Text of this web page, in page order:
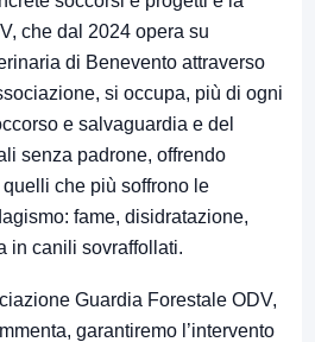
che dal 2024 opera su
di Benevento attraverso
si occupa, più di ogni
e salvaguardia e del
senza padrone, offrendo
che più soffrono le
fame, disidratazione,
in canili sovraffollati.
Guardia Forestale ODV,
garantiremo l’intervento